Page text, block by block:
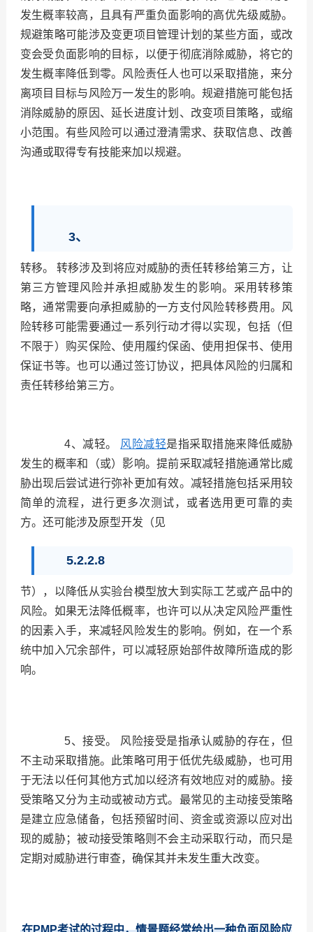
发生概率较高，且具有严重负面影响的高优先级威胁。
规避策略可能涉及变更项目管理计划的某些方面，或改
变会受负面影响的目标，以便于彻底消除威胁，将它的
发生概率降低到零。风险责任人也可以采取措施，来分
离项目目标与风险万一发生的影响。规避措施可能包括
消除威胁的原因、延长进度计划、改变项目策略，或缩
小范围。有些风险可以通过澄清需求、获取信息、改善
沟通或取得专有技能来加以规避。
3、
转移。
转移涉及到将应对威胁的责任转移给第三方，让
第三方管理风险并承担威胁发生的影响。采用转移策
略，通常需要向承担威胁的一方支付风险转移费用。风
险转移可能需要通过一系列行动才得以实现，包括（但
不限于）购买保险、使用履约保函、使用担保书、使用
保证书等。也可以通过签订协议，把具体风险的归属和
责任转移给第三方。
4、减轻。 风险减轻是指采取措施来降低威胁
发生的概率和（或）影响。提前采取减轻措施通常比威
胁出现后尝试进行弥补更加有效。减轻措施包括采用较
简单的流程，进行更多次测试，或者选用更可靠的卖
方。还可能涉及原型开发（见
5.2.2.8
节），以降低从实验台模型放大到实际工艺或产品中的
风险。如果无法降低概率，也许可以从决定风险严重性
的因素入手，来减轻风险发生的影响。例如，在一个系
统中加入冗余部件，可以减轻原始部件故障所造成的影
响。
5、接受。 风险接受是指承认威胁的存在，但
不主动采取措施。此策略可用于低优先级威胁，也可用
于无法以任何其他方式加以经济有效地应对的威胁。接
受策略又分为主动或被动方式。最常见的主动接受策略
是建立应急储备，包括预留时间、资金或资源以应对出
现的威胁；被动接受策略则不会主动采取行动，而只是
定期对威胁进行审查，确保其并未发生重大改变。